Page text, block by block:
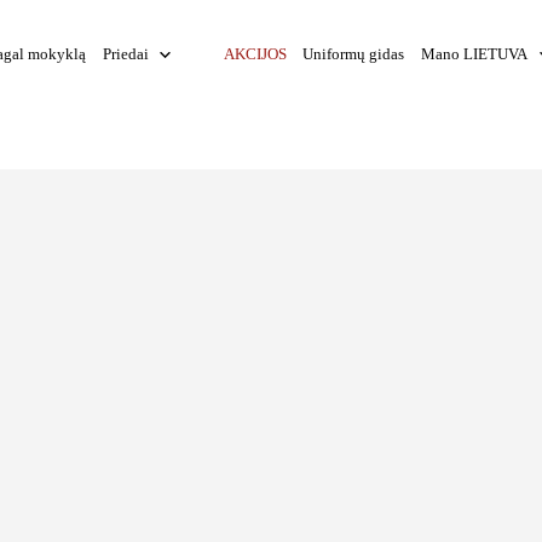
mokyklą Priedai AKCIJOS Uniformų gidas Mano LIETUVA